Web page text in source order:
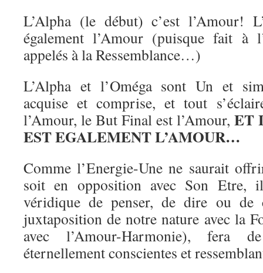
L’Alpha (le début) c’est l’Amour!
également l’Amour (puisque fait à
appelés à la Ressemblance…)
L’Alpha et l’Oméga sont Un et
acquise et comprise, et tout
l’Amour, le But Final est l’Amour, ET
EST EGALEMENT L’AMOUR…
Comme l’Energie-Une ne saurait
soit en opposition avec Son Etre,
véridique de penser, de dire ou de
juxtaposition de notre nature avec la
avec l’Amour-Harmonie), fera
éternellement conscientes et